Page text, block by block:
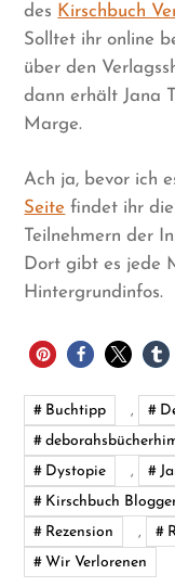
des Kirschbuch
Solltet ihr online
über den
dann erhält Jana
Marge.
Ach ja, bevor ich
Seite findet ihr die
Teilnehmern der
Dort gibt es jede
Hintergrundinfos.
Buchtipp ,
Dystopie
,
Kirschbuch
Rezension
,
Wir Verlorenen